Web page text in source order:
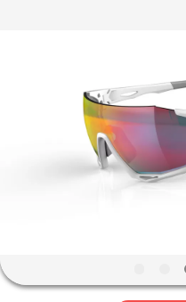
BENVENUTO
PRODOTTI
NOI